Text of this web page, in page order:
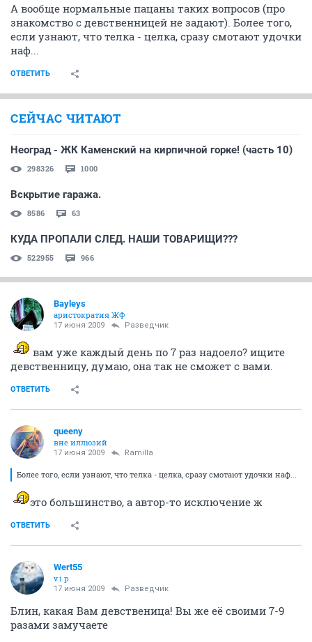
А вообще нормальные пацаны таких вопросов (про
знакомство с девственницей не задают). Более того,
если узнают, что телка - целка, сразу смотают удочки
наф...
ОТВЕТИТЬ
СЕЙЧАС ЧИТАЮТ
Неоград - ЖК Каменский на кирпичной горке! (часть 10)
298326 1000
Вскрытие гаража.
8586 63
КУДА ПРОПАЛИ СЛЕД. НАШИ ТОВАРИЩИ???
522955 966
Bayleys
аристократия ЖФ
17 июня 2009 Разведчик
вам уже каждый день по 7 раз надоело? ищите
девственницу, думаю, она так не сможет с вами.
ОТВЕТИТЬ
queeny
вне иллюзий
17 июня 2009 Ramilla
Более того, если узнают, что телка - целка, сразу смотают удочки наф...
это большинство, а автор-то исключение ж
ОТВЕТИТЬ
Wert55
v.i.p.
17 июня 2009 Разведчик
Блин, какая Вам девственица! Вы же её своими 7-9
разами замучаете